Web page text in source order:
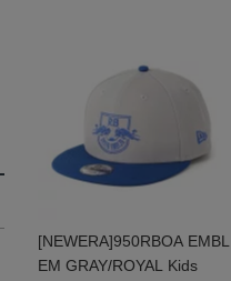
[NEWERA]950RBOA EMBL
EM GRAY/ROYAL Kids